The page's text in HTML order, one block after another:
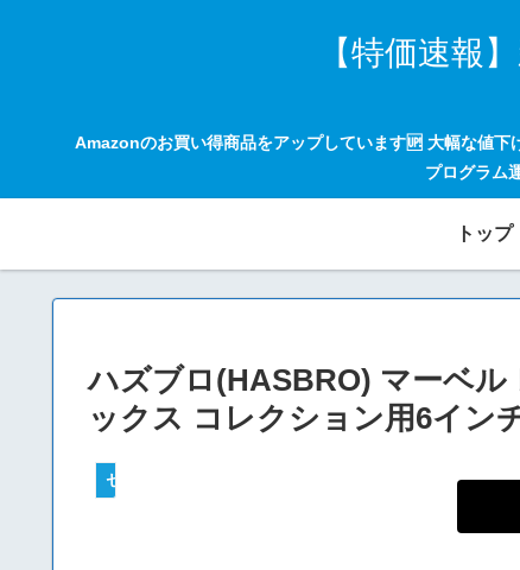
【特価速報
Amazonのお買い得商品をアップしています🆙 大幅な値
プログラム
トップ
ハズブロ(HASBRO) マーベル
ックス コレクション用6イン
セールハンター 激安情報まとめサイト